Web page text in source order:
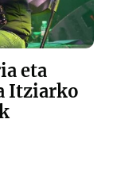
eta
Itziarko